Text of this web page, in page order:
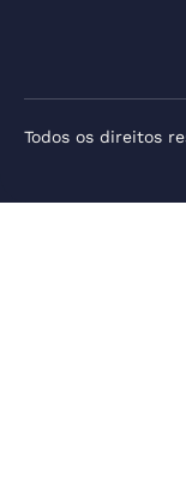
Todos os direitos